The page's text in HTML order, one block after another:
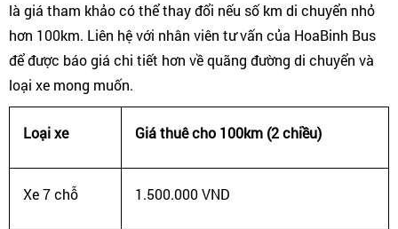
là giá tham khảo có thể thay đổi nếu số km di chuyển nhỏ
hơn 100km. Liên hệ với nhân viên tư vấn của HoaBinh Bus
để được báo giá chi tiết hơn về quãng đường di chuyển và
loại xe mong muốn.
Loại xe Giá thuê cho 100km (2 chiều)
Xe 7 chỗ 1.500.000 VND